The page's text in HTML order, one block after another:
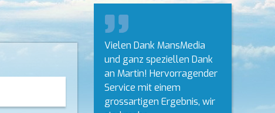
Vielen Dank MansMedia
und ganz speziellen Dank
an Martin! Hervorragender
Service mit einem
grossartigen Ergebnis, wir